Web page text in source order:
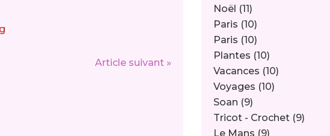
Article suivant »
Noël (11)
Paris (10)
Paris (10)
Plantes (10)
Vacances (10)
Voyages (10)
Soan (9)
Tricot - Crochet (9)
Le Mans (9)